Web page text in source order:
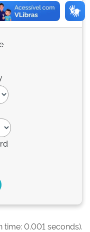
time: 0.001 seconds).